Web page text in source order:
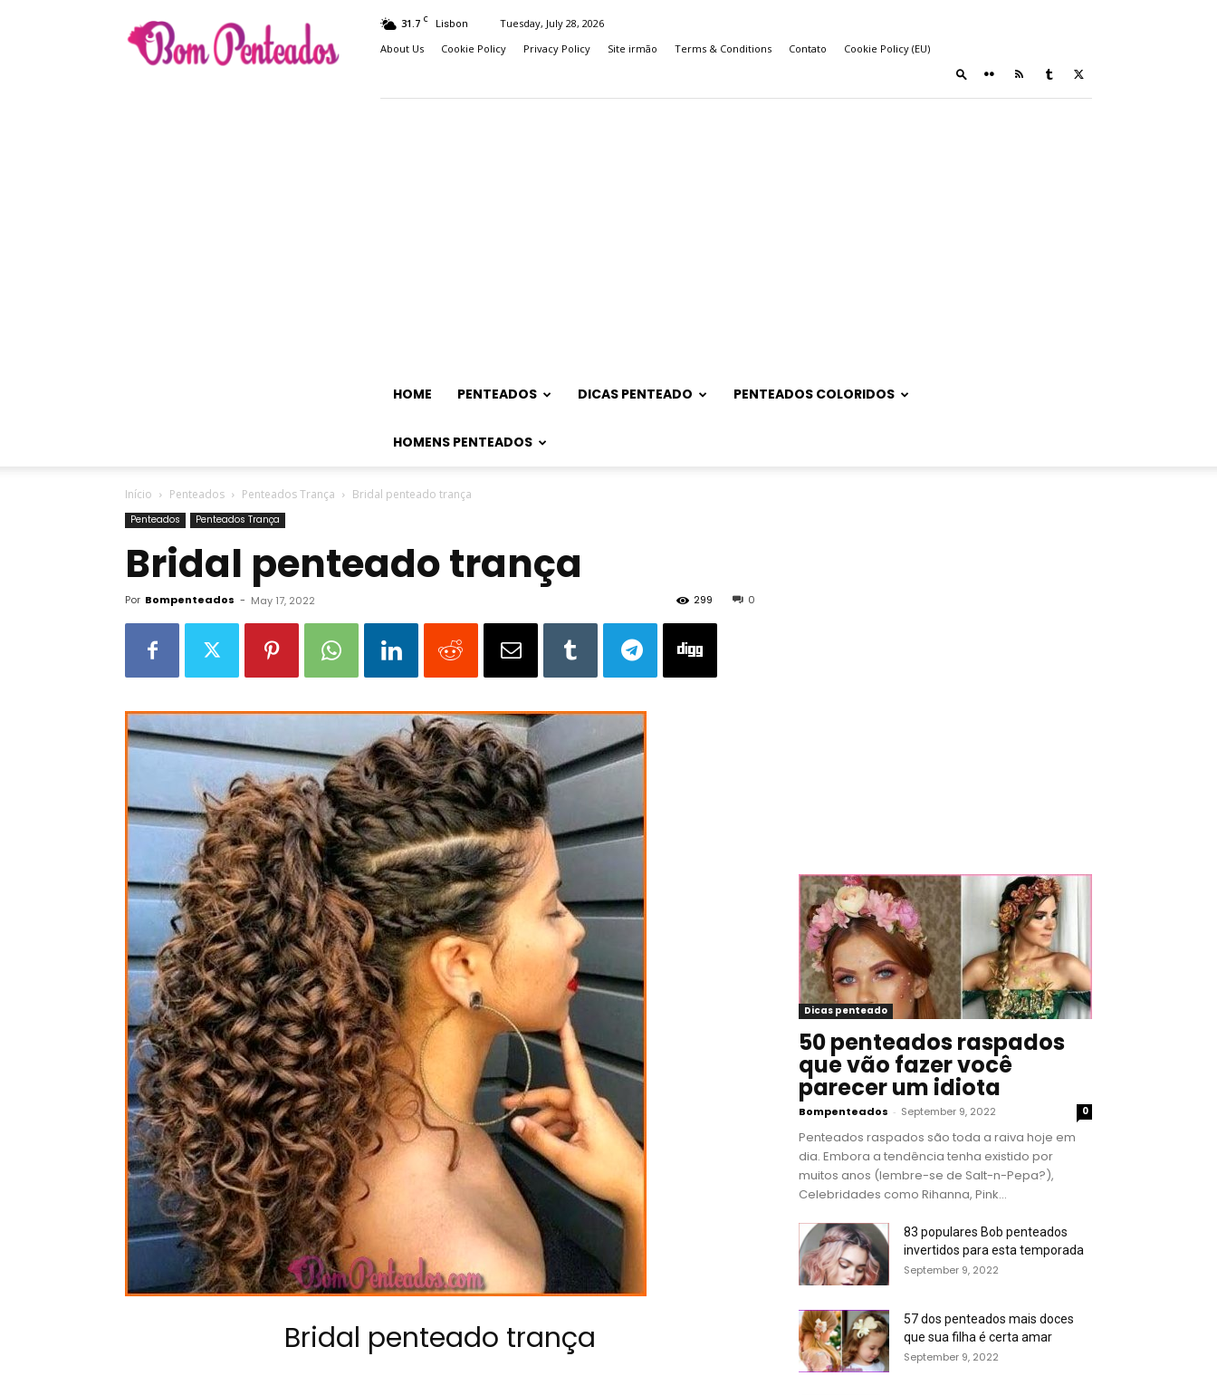
Penteados
31.7 C Lisbon
Tuesday, July 28, 2026
About Us
Cookie Policy Privacy Policy Site irmão Terms & Conditions Contato Cookie Policy (EU)
HOME PENTEADOS DICAS PENTEADO PENTEADOS COLORIDOS
HOMENS PENTEADOS
Início Penteados Penteados Trança Bridal penteado trança
Penteados Penteados Trança
Bridal penteado trança
Por Bompenteados - May 17, 2022 0
299
Bridal penteado trança
Dicas penteado
50 penteados raspados
que vão fazer você
parecer um idiota
Bompenteados - September 9, 2022 0
Penteados raspados são toda a raiva hoje em
dia. Embora a tendência tenha existido por
muitos anos (lembre-se de Salt-n-Pepa?),
Celebridades como Rihanna, Pink...
83 populares Bob penteados
invertidos para esta temporada
September 9, 2022
57 dos penteados mais doces
que sua filha é certa amar
September 9, 2022